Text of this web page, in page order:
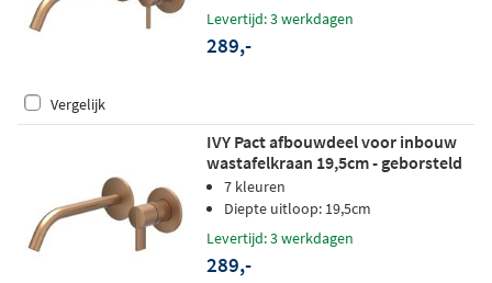
Levertijd: 3 werkdagen
289,-
Vergelijk
IVY Pact afbouwdeel voor inbouw
wastafelkraan 19,5cm - geborsteld
mat koper PVD
7 kleuren
Diepte uitloop: 19,5cm
Levertijd: 3 werkdagen
289,-